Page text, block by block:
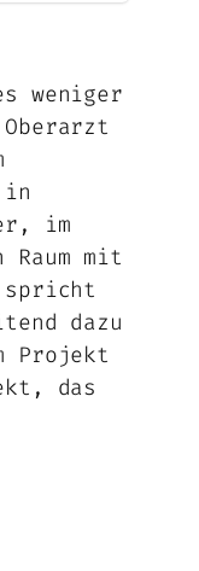
weniger
im
mit
spricht
dazu
Projekt
das